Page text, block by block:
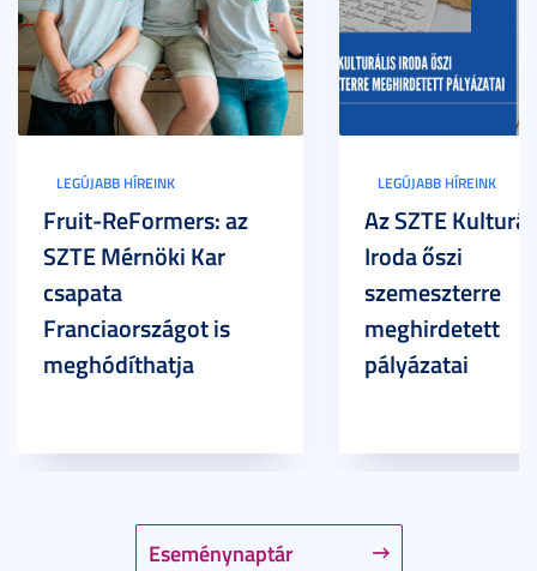
Eseménynaptár
LEGÚJABB HÍREINK
Fruit-ReFormers: az
SZTE Mérnöki Kar
csapata
Franciaországot is
meghódíthatja
LEGÚJABB HÍREINK
Az SZTE
Iroda őszi
szemeszterre
meghirdetett
pályázatai